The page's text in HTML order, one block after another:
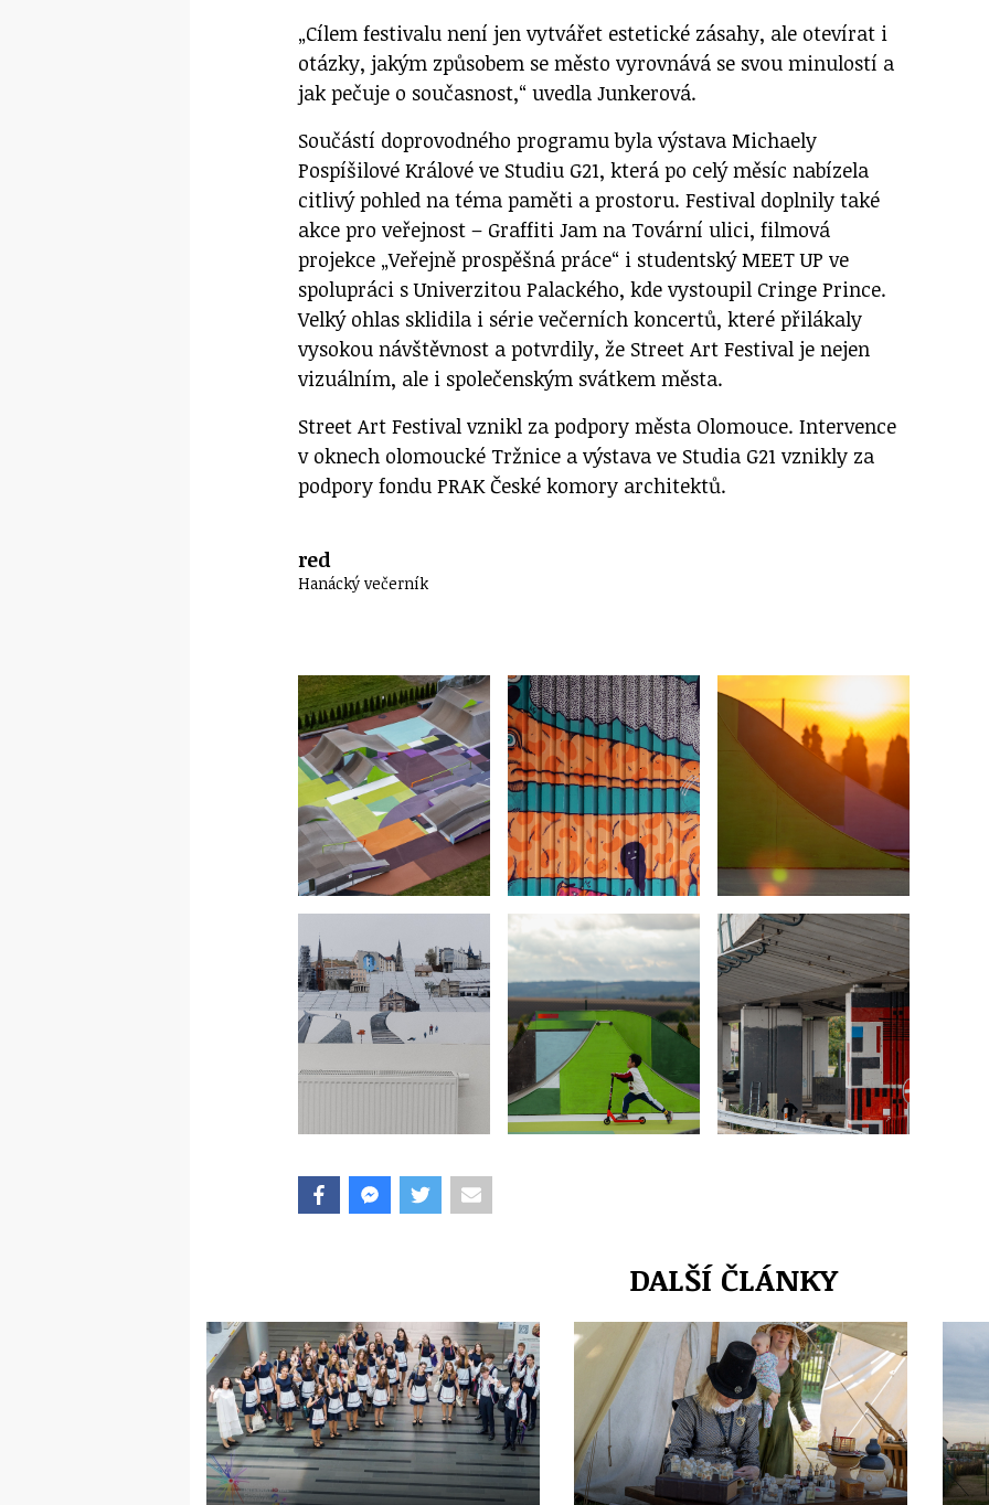
„Cílem festivalu není jen vytvářet estetické zásahy, ale otevírat i
otázky, jakým způsobem se město vyrovnává se svou minulostí a
jak pečuje o současnost,“ uvedla Junkerová.
Součástí doprovodného programu byla výstava Michaely
Pospíšilové Králové ve Studiu G21, která po celý měsíc nabízela
citlivý pohled na téma paměti a prostoru. Festival doplnily také
akce pro veřejnost – Graffiti Jam na Tovární ulici, filmová
projekce „Veřejně prospěšná práce“ i studentský MEET UP ve
spolupráci s Univerzitou Palackého, kde vystoupil Cringe Prince.
Velký ohlas sklidila i série večerních koncertů, které přilákaly
vysokou návštěvnost a potvrdily, že Street Art Festival je nejen
vizuálním, ale i společenským svátkem města.
Street Art Festival vznikl za podpory města Olomouce. Intervence
v oknech olomoucké Tržnice a výstava ve Studia G21 vznikly za
podpory fondu PRAK České komory architektů.
red
Hanácký večerník
DALŠÍ ČLÁNKY